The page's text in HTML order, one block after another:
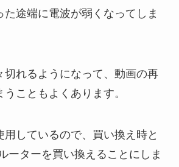
た途端に電波が弱くなってしま
切れるようになって、動画の再
こともよくあります。
しているので、買い換え時と
ーターを買い換えることにしま